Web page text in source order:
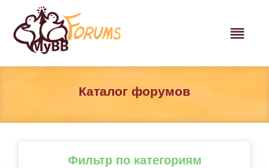
Каталог форумов
Фильтр по категориям